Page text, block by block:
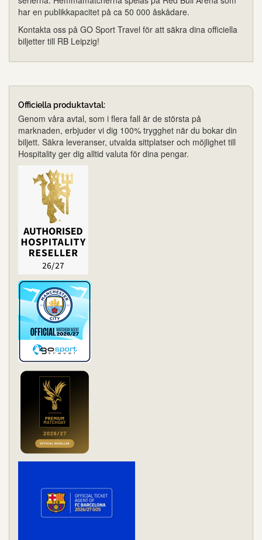
har en publikkapacitet på ca 50 000 åskådare.
Kontakta oss på GO Sport Travel för att säkra dina officiella
biljetter till RB Leipzig!
Officiella produktavtal:
Genom våra avtal, som i flera fall är de största på
marknaden, erbjuder vi dig 100% trygghet när du bokar din
biljett. Säkra leveranser, utvalda sittplatser och möjlighet till
Hospitality ger dig alltid valuta för dina pengar.